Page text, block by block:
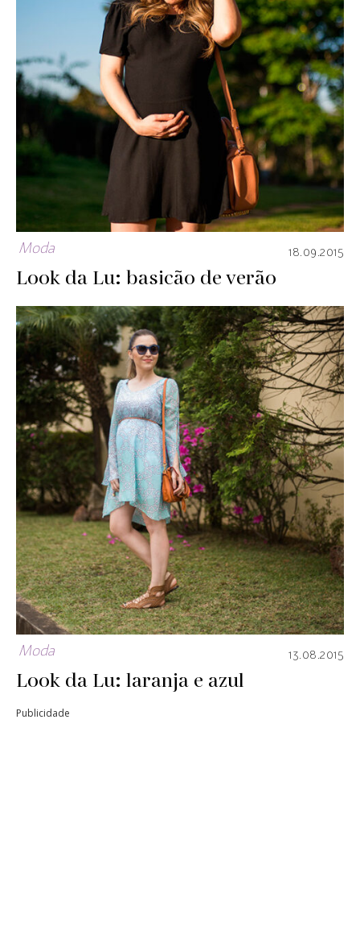
Moda 18.09.2015
Look da Lu: basicão de verão
Moda 13.08.2015
Look da Lu: laranja e azul
Publicidade